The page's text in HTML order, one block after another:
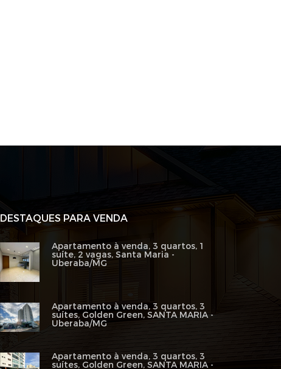
DESTAQUES PARA VENDA
Apartamento à venda, 3 quartos, 1
suíte, 2 vagas, Santa Maria -
Uberaba/MG
Apartamento à venda, 3 quartos, 3
suítes, Golden Green, SANTA MARIA -
Uberaba/MG
Apartamento à venda, 3 quartos, 3
suítes, Golden Green, SANTA MARIA -